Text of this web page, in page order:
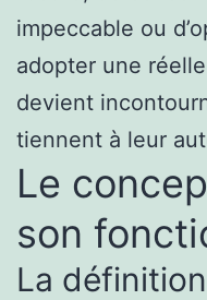
impeccable ou
adopter une
devient
tiennent à leur
Le
son
La